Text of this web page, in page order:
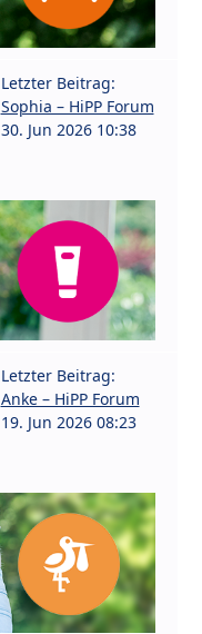
Letzter Beitrag:
Sophia – HiPP Forum
30. Jun 2026 10:38
Letzter Beitrag:
Anke – HiPP Forum
19. Jun 2026 08:23